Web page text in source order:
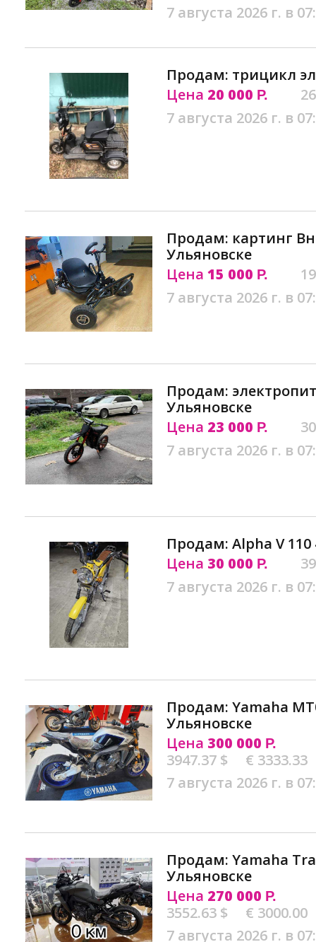
7 августа 2026 г. в
Продам: трицикл
Цена 20 000 Р.
7 августа 2026 г. в
Продам: картинг
Ульяновске
Цена 15 000 Р.
7 августа 2026 г. в
Продам:
Ульяновске
Цена 23 000 Р.
7 августа 2026 г. в
Продам: Alpha V 110
Цена 30 000 Р.
7 августа 2026 г. в
Продам: Yamaha
Ульяновске
Цена 300 000 Р.
3947.37 $
€ 3333.33
7 августа 2026 г. в
Продам: Yamaha
Ульяновске
Цена 270 000 Р.
3552.63 $
€ 3000.00
7 августа 2026 г. в